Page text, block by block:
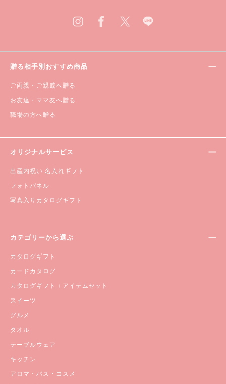
贈る相手別おすすめ商品
ご両親・ご親戚へ贈る
お友達・ママ友へ贈る
職場の方へ贈る
オリジナルサービス
出産内祝い 名入れギフト
フォトパネル
写真入りカタログギフト
カテゴリーから選ぶ
カタログギフト
カードカタログ
カタログギフト＋アイテムセット
スイーツ
グルメ
タオル
テーブルウェア
キッチン
アロマ・バス・コスメ